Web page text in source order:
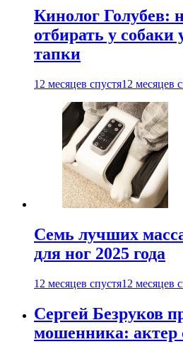
Кинолог Голубев:
отбирать у собаки
тапки
12 месяцев спустя12 месяцев
Семь лучших
для ног 2025 года
12 месяцев спустя12 месяцев
Сергей Безруков
мошенника: актер